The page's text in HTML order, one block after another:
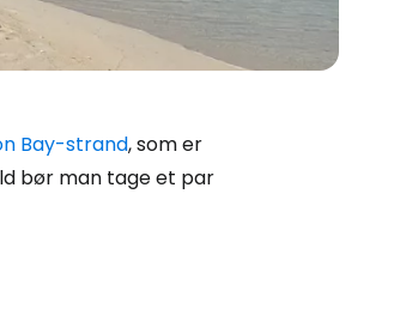
Bay-strand, som er
bør man tage et par